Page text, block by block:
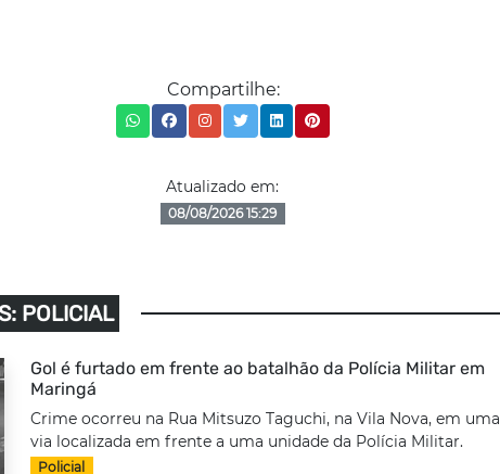
Compartilhe:
Atualizado em:
08/08/2026 15:29
POLICIAL
Gol é furtado em frente ao batalhão da Polícia Militar em
Maringá
Crime ocorreu na Rua Mitsuzo Taguchi, na Vila Nova, em uma
via localizada em frente a uma unidade da Polícia Militar.
Policial